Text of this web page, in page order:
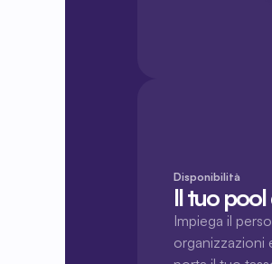
Disponibilità
Il tuo pool
Impiega il
organizzazioni